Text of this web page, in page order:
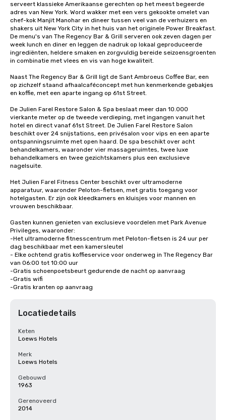
serveert klassieke Amerikaanse gerechten op het meest begeerde
adres van New York. Word wakker met een vers gekookte omelet van
chef-kok Manjit Manohar en dineer tussen veel van de verhuizers en
shakers uit New York City in het huis van het originele Power Breakfast.
De menu's van The Regency Bar & Grill serveren ook zeven dagen per
week lunch en diner en leggen de nadruk op lokaal geproduceerde
ingrediënten, heldere smaken en zorgvuldig bereide seizoensgroenten
in combinatie met vlees en vis van hoge kwaliteit.
Naast The Regency Bar & Grill ligt de Sant Ambroeus Coffee Bar, een
op zichzelf staand afhaalcaféconcept met hun kenmerkende gebakjes
en koffie, met een aparte ingang op 61st Street.
De Julien Farel Restore Salon & Spa beslaat meer dan 10.000
vierkante meter op de tweede verdieping, met ingangen vanuit het
hotel en direct vanaf 61st Street. De Julien Farel Restore Salon
beschikt over 24 snijstations, een privésalon voor vips en een aparte
ontspanningsruimte met open haard. De spa beschikt over acht
behandelkamers, waaronder vier massageruimtes, twee luxe
behandelkamers en twee gezichtskamers plus een exclusieve
nagelsuite.
Het Julien Farel Fitness Center beschikt over ultramoderne
apparatuur, waaronder Peloton-fietsen, met gratis toegang voor
hotelgasten. Er zijn ook kleedkamers en kluisjes voor mannen en
vrouwen beschikbaar.
Gasten kunnen genieten van exclusieve voordelen met Park Avenue
Privileges, waaronder:
-Het ultramoderne fitnesscentrum met Peloton-fietsen is 24 uur per
dag beschikbaar met een kamersleutel
- Elke ochtend gratis koffieservice voor onderweg in The Regency Bar
van 06:00 tot 10:00 uur
-Gratis schoenpoetsbeurt gedurende de nacht op aanvraag
-Gratis wifi
-Gratis kranten op aanvraag
Locatiedetails
Keten
Loews Hotels
Merk
Loews Hotels
Gebouwd
1963
Gerenoveerd
2014